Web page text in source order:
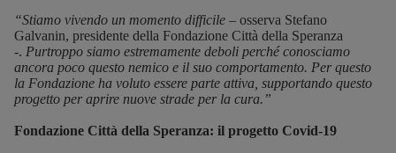
“Stiamo vivendo un momento difficile – osserva Stefano
Galvanin, presidente della Fondazione Città della Speranza
-. Purtroppo siamo estremamente deboli perché conosciamo
ancora poco questo nemico e il suo comportamento. Per questo
la Fondazione ha voluto essere parte attiva, supportando questo
progetto per aprire nuove strade per la cura.”
Fondazione Città della Speranza: il progetto Covid-19